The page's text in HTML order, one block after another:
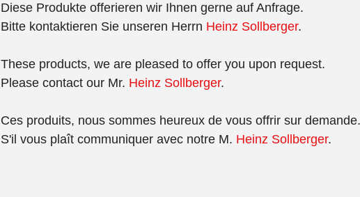
Diese Produkte offerieren wir Ihnen gerne auf Anfrage.
Bitte kontaktieren Sie unseren Herrn Heinz Sollberger.
These products, we are pleased to offer you upon request.
Please contact our Mr. Heinz Sollberger.
Ces produits, nous sommes heureux de vous offrir sur demande.
S'il vous plaît communiquer avec notre M. Heinz Sollberger.